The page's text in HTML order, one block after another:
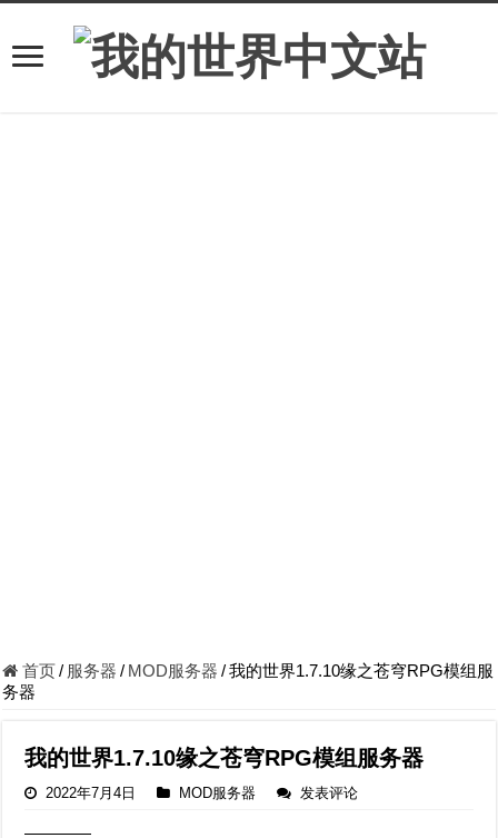
首页/ 服务器 / MOD服务器 /我的世界1.7.10缘之苍穹RPG模组服
务器
我的世界1.7.10缘之苍穹RPG模组服务器
2022年7月4日 MOD服务器 发表评论
————